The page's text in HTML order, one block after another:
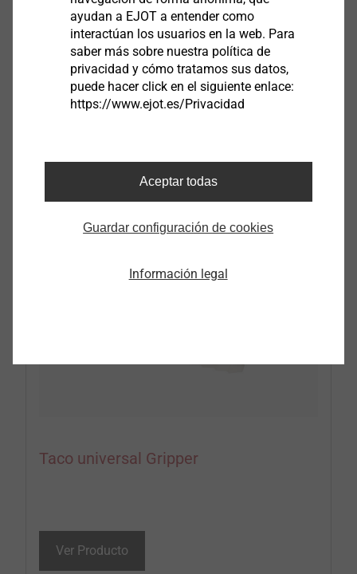
EJOT®Clavo de techo
Ver Producto
Taco universal Gripper
Ver Producto
ayudan a EJOT a entender como
interactúan los usuarios en la web. Para
saber más sobre nuestra política de
privacidad y cómo tratamos sus datos,
puede hacer click en el siguiente enlace:
https://www.ejot.es/Privacidad
Aceptar todas
Guardar configuración de cookies
Información legal